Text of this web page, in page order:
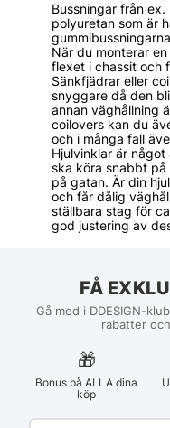
Bussningar från
polyuretan som är
När du monterar
flexet i chassit och
Sänkfjädrar eller
snyggare då den
annan väghållning
coilovers kan du
och i många fall
Hjulvinklar är
ska köra snabbt på
på gatan. Är din
och får dålig
ställbara stag för
god justering av
FÅ
Gå med i DDESIGN-
rabatter
🎁
Bonus på ALLA dina
köp